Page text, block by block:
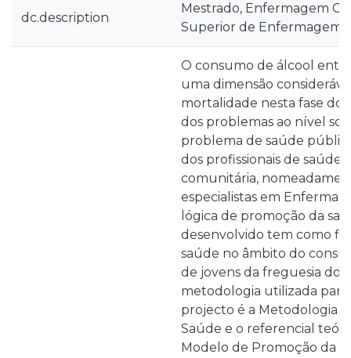
dc.description
Mestrado, Enfermagem
Superior de Enfermagem
O consumo de álcool
uma dimensão
mortalidade nesta fase do
dos problemas ao nível
problema de saúde
dos profissionais de saúde
comunitária,
especialistas em
lógica de promoção da
desenvolvido tem como
saúde no âmbito do
de jovens da freguesia do
metodologia utilizada
projecto é a Metodologia
Saúde e o referencial
Modelo de Promoção da